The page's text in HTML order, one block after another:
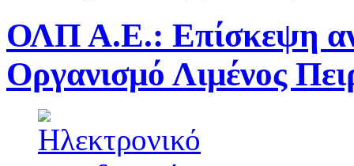
ΟΛΠ Α.Ε.: Επίσκεψη
Οργανισμό Λιμένος